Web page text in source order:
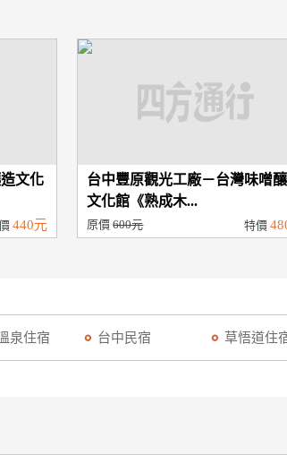
文化
440元
台中豐原觀光工廠－台灣味噌
文化館《熟成木...
原價600元 特價
泉住宿 台中民宿 草悟道住